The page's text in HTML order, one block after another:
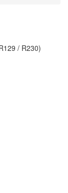
/ R230)